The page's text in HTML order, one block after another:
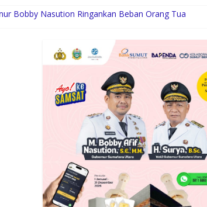
Bobby Nasution Ringankan Beban Orang Tua
PAPPRI Madina Apresiasi Polsek Natal
Top Leader 2026